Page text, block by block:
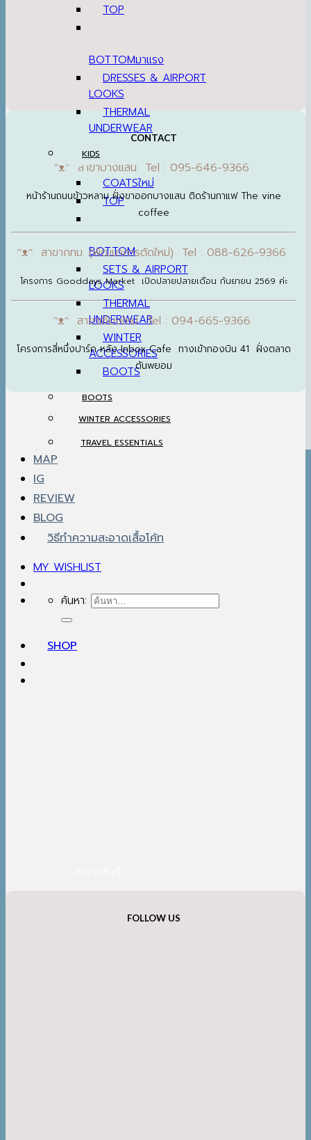
TOP
BOTTOM
DRESSES & AIRPORT
LOOKS
THERMAL
UNDERWEAR
KIDS
COATS
TOP
BOTTOM
SETS & AIRPORT
LOOKS
THERMAL
UNDERWEAR
WINTER
ACCESSORIES
BOOTS
BOOTS
WINTER ACCESSORIES
TRAVEL ESSENTIALS
MAP
IG
REVIEW
BLOG
วิธีทำความสะอาดเสื้อโค้ท
MY WISHLIST
ค้นหา:
SHOP
CONTACT
ᵔᴥᵔ สาขาบางแสน Tel : 095-646-9366
หน้าร้านถนนข้าวหลาม ฝั่งขาออกบางแสน ติดร้านกาแฟ The vine
coffee
ᵔᴥᵔ สาขากทม. (พัฒนาการตัดใหม่) Tel : 088-626-9366
โครงการ Gooddays Market เปิดปลายปลายเดือน กันยายน 2569 ค่ะ
ᵔᴥᵔ สาขาเชียงใหม่ Tel : 094-665-9366
โครงการสี่หนึ่งปาร์ค หลัง Inbox Cafe ทางเข้ากองบิน 41 ฝั่งตลาด
ต้นพยอม
FOLLOW US